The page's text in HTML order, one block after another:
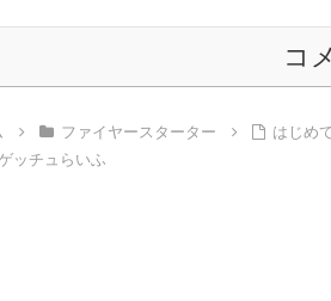
コ
ファイヤースターター
はじめ
ッチュらいふ